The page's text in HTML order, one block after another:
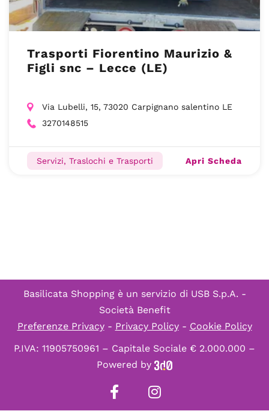
Trasporti Fiorentino Maurizio &
Figli snc – Lecce (LE)
Via Lubelli, 15, 73020 Carpignano salentino LE
3270148515
Servizi, Traslochi e Trasporti Apri Scheda
Basilicata Shopping è un servizio di USB S.p.A. -
Società Benefit
Preferenze Privacy- Privacy Policy- Cookie Policy
P.IVA: 11905750961 – Capitale Sociale € 2.000.000 –
Powered by